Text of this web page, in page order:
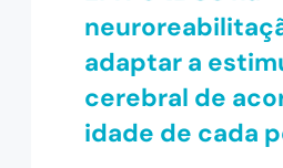
adaptar a
cerebral de
idade de cada